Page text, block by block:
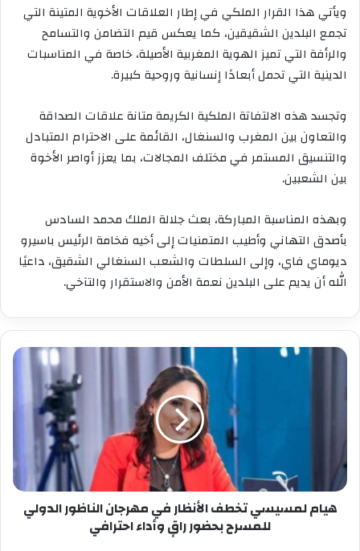
ويأتي هذا القرار الملكي في إطار العلاقات الأخوية المتينة التي
تجمع البلدين الشقيقين، كما يعكس قيم التضامن والتسامح
والرأفة التي تميز الهوية المغربية الأصيلة، خاصة في المناسبات
الدينية التي تحمل أبعادًا إنسانية وروحية كبيرة.
وتجسد هذه الالتفاتة الملكية الكريمة متانة علاقات الصداقة
والتعاون بين المغرب والسنغال، القائمة على الاحترام المتبادل
والتنسيق المستمر في مختلف المجالات، بما يعزز أواصر الأخوة
بين الشعبين.
وبهذه المناسبة المباركة، بعث جلالة الملك محمد السادس
بأصدق التهاني وأطيب المتمنيات إلى أخيه فخامة الرئيس باسيرو
ديوماي فاي، وإلى السلطات والشعب السنغالي الشقيق، داعيًا
الله أن يديم على البلدين نعمة الأمن والاستقرار والتآخي.
هيام
تخطف
الأنظار
مهرجان
الدولي
للمسرح
بحضور
هيام لمسيسي تخطف الأنظار في مهرجان الناظور الدولي
للمسرح بحضور راقٍ وأداء احترافي